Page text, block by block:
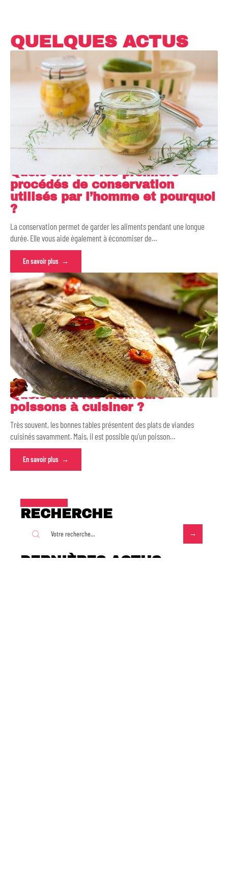
QUELQUES ACTUS
Quels ont été les premiers
procédés de conservation
utilisés par l’homme et pourquoi
?
La conservation permet de garder les aliments pendant une longue
durée. Elle vous aide également à économiser de…
En savoir plus
Quels sont les meilleurs
poissons à cuisiner ?
Très souvent, les bonnes tables présentent des plats de viandes
cuisinés savamment. Mais, il est possible qu’un poisson…
En savoir plus
RECHERCHE
DERNIÈRES ACTUS